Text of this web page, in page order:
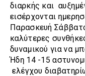
διαρκής και
εισέρχονται
Παρασκευή
καλύτερες
δυναμικού για να
Ήδη 14 -15
ελέγχου